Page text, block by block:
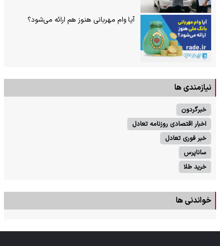
آیا وام مهربانی هنوز هم ارائه می‌شود؟
نیازمندی ها
خبرگردون
اخبار اقتصادی روزنامه تعادل
خبر فوری تعادل
ساناپرس
خرید طلا
خواندنی ها